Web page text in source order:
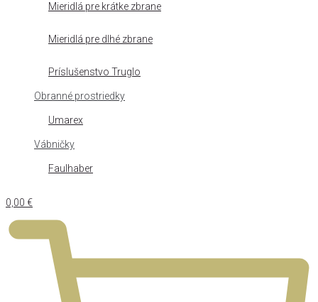
Mieridlá pre krátke zbrane
Mieridlá pre dlhé zbrane
Príslušenstvo Truglo
Obranné prostriedky
Umarex
Vábničky
Faulhaber
0,00 €